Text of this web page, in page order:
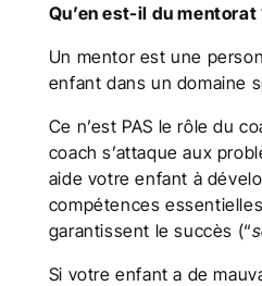
Qu’en est-il du mentorat
Un mentor est une
enfant dans un domaine
Ce n’est PAS le rôle du
coach s’attaque aux
aide votre enfant à
compétences
garantissent le succès (“
Si votre enfant a de